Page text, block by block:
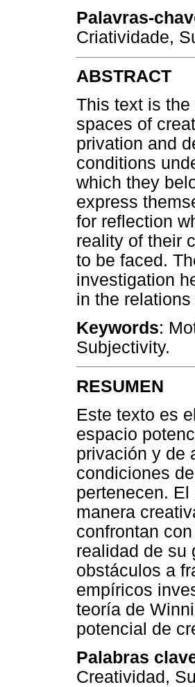
Palavras-
Criatividade,
ABSTRACT
This text is
spaces of
privation and
conditions
which they
express
for reflection
reality of their
to be faced.
investigation
in the
Keywords:
Subjectivity.
RESUMEN
Este texto es
espacio
privación y de
condiciones
pertenecen.
manera
confrontan
realidad de su
obstáculos a
empíricos
teoría de
potencial de
Palabras
Creatividad,